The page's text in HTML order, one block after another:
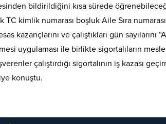
bildirildiğini kısa sürede
kimlik numarası boşluk Aile Sıra
kazançlarını ve çalıştıkları gün
uygulaması ile birlikte sigortalıların
çalıştırdığı sigortalının iş kazası
konuştu.